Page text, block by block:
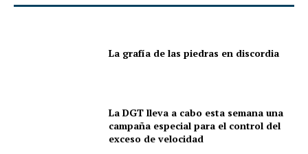
La grafía de las piedras en discordia
La DGT lleva a cabo esta semana una
campaña especial para el control del
exceso de velocidad